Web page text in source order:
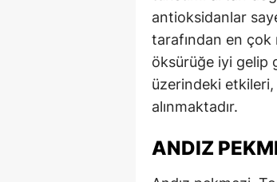
antioksidanlar
tarafından en çok
öksürüğe iyi gelip
üzerindeki
alınmaktadır.
ANDIZ